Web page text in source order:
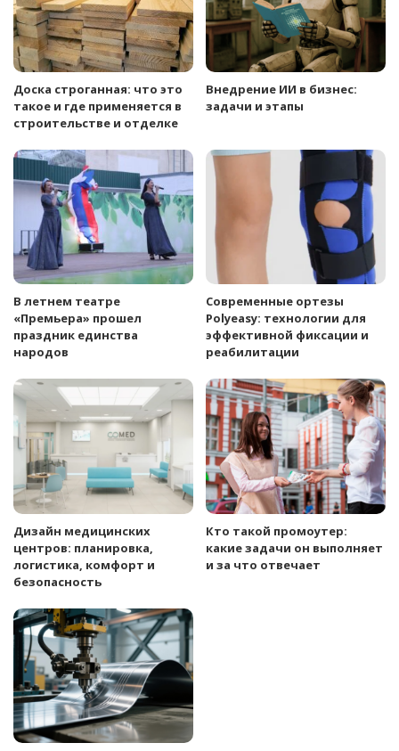
Доска строганная: что это
такое и где применяется в
строительстве и отделке
Внедрение ИИ в бизнес:
задачи и этапы
В летнем театре
«Премьера» прошел
праздник единства
народов
Современные ортезы
Polyeasy: технологии для
эффективной фиксации и
реабилитации
Дизайн медицинских
центров: планировка,
логистика, комфорт и
безопасность
Кто такой промоутер:
какие задачи он выполняет
и за что отвечает